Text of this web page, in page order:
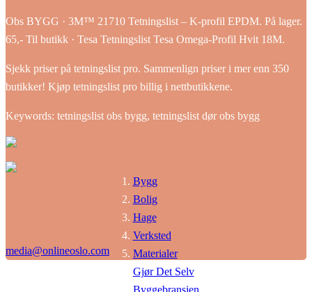
Obs BYGG · 3M™ 21710 Tetningslist – K-profil EPDM. På lager.
65,- Til butikk · Tesa Tetningslist Tesa Omega-Profil Hvit 18M.
Sjekk priser på tetningslist pro. Sammenlign priser i mer enn 350
butikker! Kjøp tetningslist pro billig i nettbutikkene.
Keywords: tetningslist obs bygg, tetningslist dør obs bygg
Bygg
Bolig
Hage
Verksted
Materialer
Gjør Det Selv
media@onlineoslo.com